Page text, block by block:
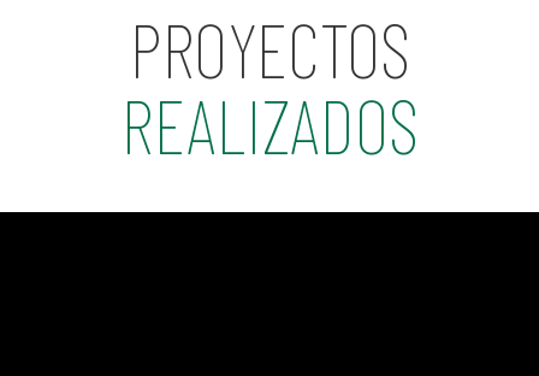
PROYECTOS
REALIZADOS